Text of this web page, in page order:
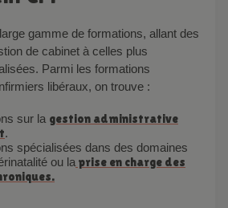
de cabinet à celles plus
Parmi les formations
libéraux, on trouve :
sur la gestion administrative
.
spécialisées dans des domaines
ou la prise en charge des